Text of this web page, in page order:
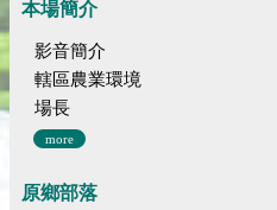
本場簡介
影音簡介
轄區農業環境
場長
more
原鄉部落